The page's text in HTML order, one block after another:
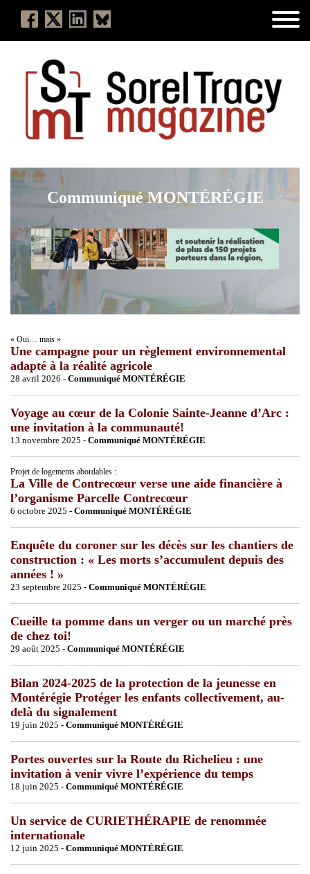
Communiqué MONTÉRÉGIE
« Oui… mais »
Une campagne pour un règlement environnemental
adapté à la réalité agricole
28 avril 2026 - Communiqué MONTÉRÉGIE
Voyage au cœur de la Colonie Sainte-Jeanne d’Arc :
une invitation à la communauté!
13 novembre 2025 - Communiqué MONTÉRÉGIE
Projet de logements abordables :
La Ville de Contrecœur verse une aide financière à
l’organisme Parcelle Contrecœur
6 octobre 2025 - Communiqué MONTÉRÉGIE
Enquête du coroner sur les décès sur les chantiers de
construction : « Les morts s’accumulent depuis des
années ! »
23 septembre 2025 - Communiqué MONTÉRÉGIE
Cueille ta pomme dans un verger ou un marché près
de chez toi!
29 août 2025 - Communiqué MONTÉRÉGIE
Bilan 2024-2025 de la protection de la jeunesse en
Montérégie Protéger les enfants collectivement, au-
delà du signalement
19 juin 2025 - Communiqué MONTÉRÉGIE
Portes ouvertes sur la Route du Richelieu : une
invitation à venir vivre l’expérience du temps
18 juin 2025 - Communiqué MONTÉRÉGIE
Un service de CURIETHÉRAPIE de renommée
internationale
12 juin 2025 - Communiqué MONTÉRÉGIE